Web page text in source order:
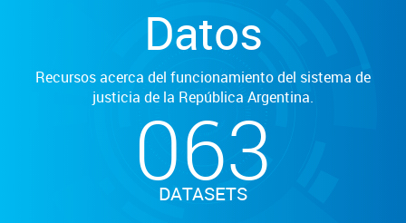
Datos
Recursos acerca del funcionamiento del sistema de
justicia de la República Argentina.
063
DATASETS